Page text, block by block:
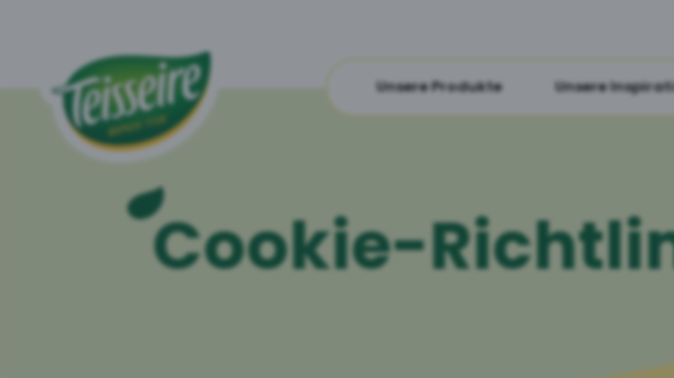
Unsere Produkte Unsere
Cookie-